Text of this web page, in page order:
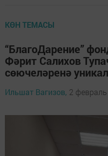
КӨН ТЕМАСЫ
“БлагоДарение”
Фәрит Салихов
сөючеләренә
Ильшат Вагизов, 2